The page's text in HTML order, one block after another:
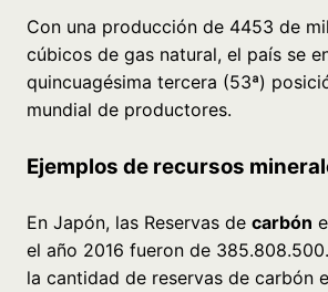
Con una producción de 4453 de
cúbicos de gas natural, el país se
quincuagésima tercera (53ª)
mundial de productores.
Ejemplos de recursos
En Japón, las Reservas de carbón
el año 2016 fueron de
la cantidad de reservas de carbón